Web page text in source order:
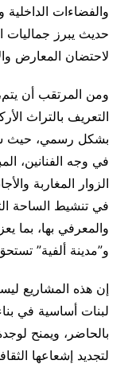
والفضاءات
حديث يبرز جماليات
لاحتضان المعارض
ومن المرتقب أن
التعريف بالتراث
بشكل رسمي، حيث
في وجه الفنانين،
الزوار المغاربة
في تنشيط الساحة
والمعرفي بها، بما
و”مدينة ألفية”
إن هذه المشاريع
لبنات أساسية في
بالحاضر، ويمنح
لتجديد إشعاعها